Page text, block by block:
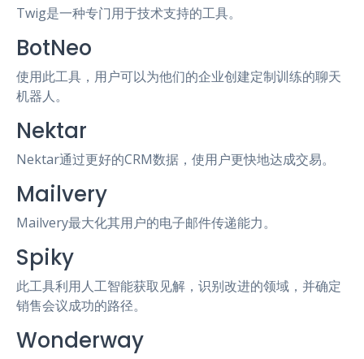
Twig是一种专门用于技术支持的工具。
BotNeo
使用此工具，用户可以为他们的企业创建定制训练的聊天
机器人。
Nektar
Nektar通过更好的CRM数据，使用户更快地达成交易。
Mailvery
Mailvery最大化其用户的电子邮件传递能力。
Spiky
此工具利用人工智能获取见解，识别改进的领域，并确定
销售会议成功的路径。
Wonderway